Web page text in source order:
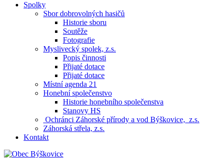
Spolky
Sbor dobrovolných hasičů
Historie sboru
Soutěže
Fotografie
Myslivecký spolek, z.s.
Popis činnosti
Přijaté dotace
Přijaté dotace
Místní agenda 21
Honební společenstvo
Historie honebního společenstva
Stanovy HS
Ochránci Záhorské přírody a vod Býškovice, z.s.
Záhorská střela, z.s.
Kontakt